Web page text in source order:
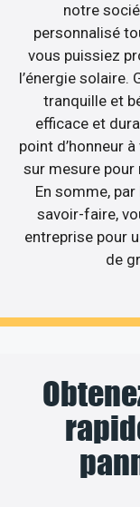
notre
personnalisé
vous puissiez
l’énergie solaire.
tranquille et
efficace et
point d’honneur
sur mesure pour
En somme,
savoir-faire,
entreprise pour
de